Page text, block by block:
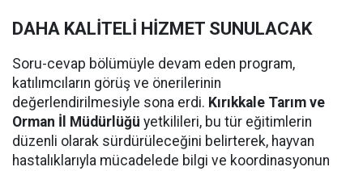
DAHA KALİTELİ HİZMET SUNULACAK
Soru-cevap bölümüyle devam eden program,
katılımcıların görüş ve önerilerinin
değerlendirilmesiyle sona erdi. Kırıkkale Tarım ve
Orman İl Müdürlüğü yetkilileri, bu tür eğitimlerin
düzenli olarak sürdürüleceğini belirterek, hayvan
hastalıklarıyla mücadelede bilgi ve koordinasyonun